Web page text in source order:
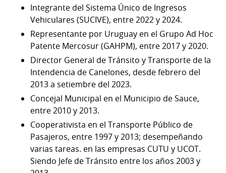
Integrante del Sistema Único de Ingresos
Vehiculares (SUCIVE), entre 2022 y 2024.
Representante por Uruguay en el Grupo Ad Hoc
Patente Mercosur (GAHPM), entre 2017 y 2020.
Director General de Tránsito y Transporte de la
Intendencia de Canelones, desde febrero del
2013 a setiembre del 2023.
Concejal Municipal en el Municipio de Sauce,
entre 2010 y 2013.
Cooperativista en el Transporte Público de
Pasajeros, entre 1997 y 2013; desempeñando
varias tareas. en las empresas CUTU y UCOT.
Siendo Jefe de Tránsito entre los años 2003 y